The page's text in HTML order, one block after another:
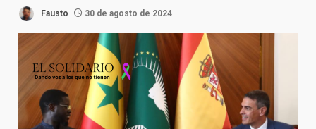
Fausto 30 de agosto de 2024